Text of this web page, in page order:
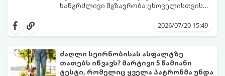
ხანგრძლივი მგზავრობა ცხოველისთვის
დაავადებასთან (გულისრევასთან) და
თქვენთვის, ისე თქვენი ოთხფეხა
მომზადებაა საჭირო.
გთავაზობთ პროფესიონალურ
გზამკვლევს, თუ როგორ მოამზადოთ
2026/07/20 15:49
ძაღლი სეირნობისას ასფალტზე
თათებს იწვავს? მარტივი 5 წამიანი
ტესტი, რომელიც ყველა პატრონმა უნდა